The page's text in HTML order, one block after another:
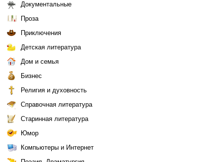
Документальные
Проза
Приключения
Детская литература
Дом и семья
Бизнес
Религия и духовность
Справочная литература
Старинная литература
Юмор
Компьютеры и Интернет